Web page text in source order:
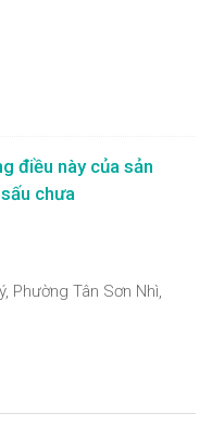
điều này của sản
chưa
Phường Tân Sơn Nhì,